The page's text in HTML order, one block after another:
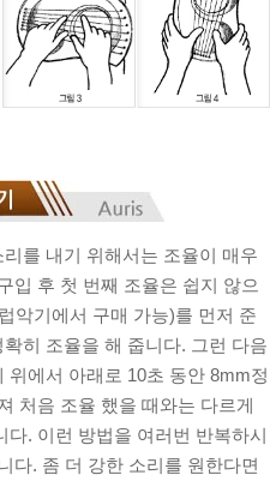
를 내기 위해서는 조율이 매우
입 후 첫 번째 조율은 쉽지 않으
악기에서 구매 가능)를 먼저 준
히 조율을 해 줍니다. 그런 다음
에서 아래로 10초 동안 8mm정
처음 조율 했을 때와는 다르게
. 이런 방법을 여러번 반복하시
다. 좀 더 강한 소리를 원한다면